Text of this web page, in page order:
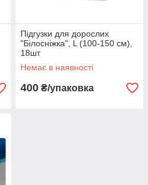
Підгузки для дорослих
"Білосніжка", L (100-150 см),
18шт
Немає в наявності
400 ₴/упаковка